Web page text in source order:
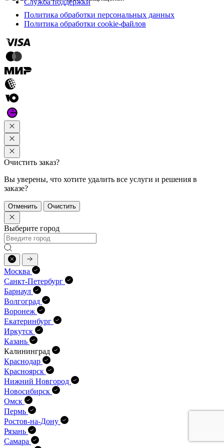
Служба поддержки
Политика обработки персональных данных
Политика обработки cookie-файлов
Очистить заказ?
Вы уверены, что хотите удалить все услуги и решения в
заказе?
Отменить Очистить
Выберите город
Москва
Санкт-Петербург
Барнаул
Волгоград
Воронеж
Екатеринбург
Иркутск
Казань
Калининград
Краснодар
Красноярск
Нижний Новгород
Новосибирск
Омск
Пермь
Ростов-на-Дону
Рязань
Самара